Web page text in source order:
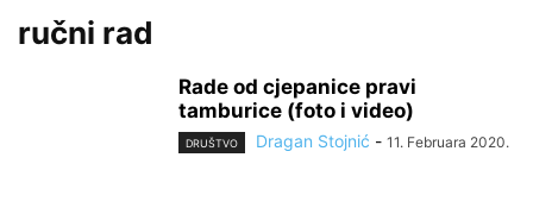
ručni rad
Rade od cjepanice pravi
tamburice (foto i video)
DRUŠTVO Dragan Stojnić - 11. Februara 2020.